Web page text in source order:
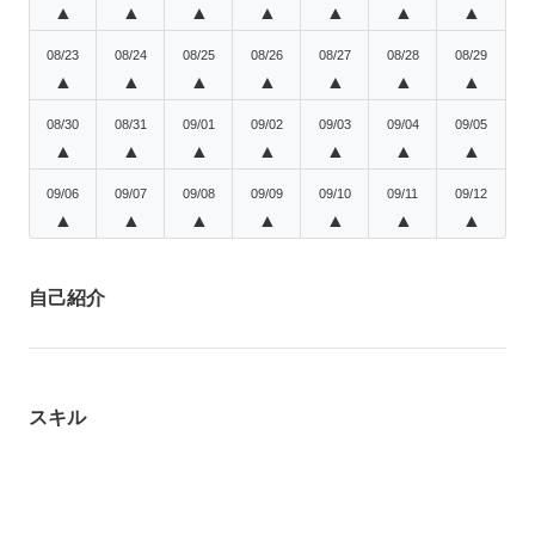
▲ ▲ ▲ ▲ ▲ ▲ ▲
08/23
▲
08/24
▲
08/25
▲
08/26
▲
08/27
▲
08/28
▲
08/29
▲
08/30
▲
08/31
▲
09/01
▲
09/02
▲
09/03
▲
09/04
▲
09/05
▲
09/06
▲
09/07
▲
09/08
▲
09/09
▲
09/10
▲
09/11
▲
09/12
▲
自己紹介
スキル